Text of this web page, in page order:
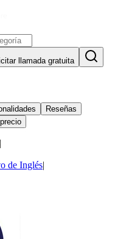
llamada gratuita
Reseñas
|
de Inglés|